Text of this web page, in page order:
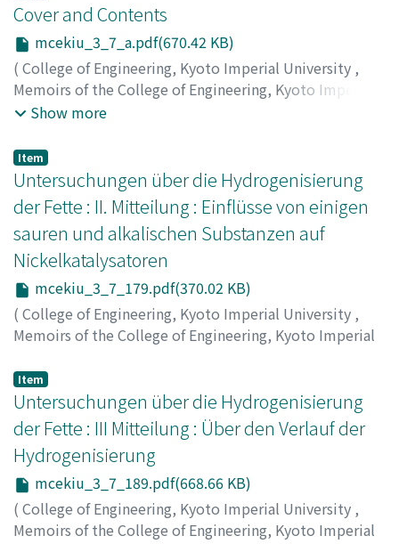
Cover and Contents
mcekiu_3_7_a.pdf(670.42 KB)
( College of Engineering, Kyoto Imperial University ,
Memoirs of the College of Engineering, Kyoto Imperial
University,Volume 3
Show more
Item
Untersuchungen über die Hydrogenisierung
der Fette : II. Mitteilung : Einflüsse von einigen
sauren und alkalischen Substanzen auf
Nickelkatalysatoren
mcekiu_3_7_179.pdf(370.02 KB)
( College of Engineering, Kyoto Imperial University ,
Memoirs of the College of Engineering, Kyoto Imperial
Kita, G.
Item
Untersuchungen über die Hydrogenisierung
der Fette : III Mitteilung : Über den Verlauf der
Hydrogenisierung
mcekiu_3_7_189.pdf(668.66 KB)
( College of Engineering, Kyoto Imperial University ,
Memoirs of the College of Engineering, Kyoto Imperial